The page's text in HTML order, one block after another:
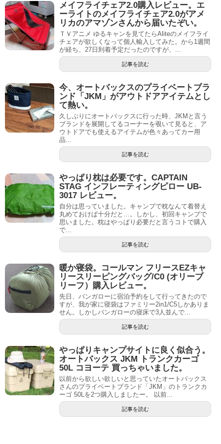
メイフライチェア2.0購入レビュー。エ
ーライトのメイフライチェア2.0がアメ
リカのアマゾンさんから届いたぞい。
ＴＶアニメ ゆるキャンを見てたらAliteのメイフライ
チェアが欲しくなって個人輸入してみた。から1週間
が経ち、27日到着予定だったのですが、...
記事を読む
今、オートバックスのプライベートブラ
ンド「JKM」がアウトドアアイテムとし
て熱い。
久しぶりにオートバックスに行った時、JKMと言う
ブランドを展開してるコーナーを覗いて見ると、ア
ウトドアでも使えるアイテムが色々あってカー用
品...
記事を読む
やっぱり枕は必要です。CAPTAIN
STAG インフレーティングピロー UB-
3017 レビュー。
自分は思っていました。キャンプで枕なんて着替え
丸めておけば十分だと…。しかし、初回キャンプで
思いました。枕はやっぱり必要だと言うコトで購入
で...
記事を読む
暖か寝袋。コールマン フリースEZキャ
リースリーピングバッグ/C0 (オリーブ
リーフ）購入レビュー。
先日、バンガローに宿泊予約をして行ってきたので
すが、我が家に寝袋はファミリー2in1/C5しかありま
せん。しかしバンガローの寝床で3人並んで...
記事を読む
やっぱりキャンプサイトに良く似合う。
オートバックス JKM トランクカーゴ
50L コヨーテ 買っちゃいました。
以前から欲しい欲しいと思っていたオートバックス
さんのプライベートブランド「JKM」のトランクカ
ーゴ 50Lを2つ購入しましたー。 以前...
記事を読む